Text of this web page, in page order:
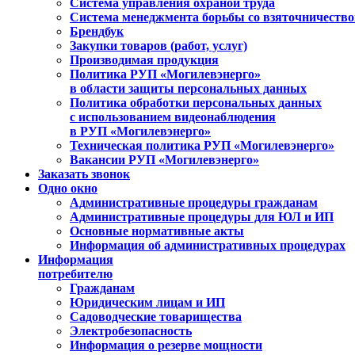
Система управления охраной труда
Система менеджмента борьбы со
Брендбук
Закупки товаров (работ, услуг)
Производимая продукция
Политика РУП «Могилевэнерго»
в области защиты персональных данных
Политика обработки персональных данных
с использованием видеонаблюдения
в РУП «Могилевэнерго»
Техническая политика РУП «Могилевэнерго»
Вакансии РУП «Могилевэнерго»
Заказать звонок
Одно окно
Административные процедуры гражданам
Административные процедуры для ЮЛ и ИП
Основные нормативные акты
Информация об административных процедурах
Информация
потребителю
Гражданам
Юридическим лицам и ИП
Садоводческие товарищества
Электробезопасность
Информация о резерве мощности